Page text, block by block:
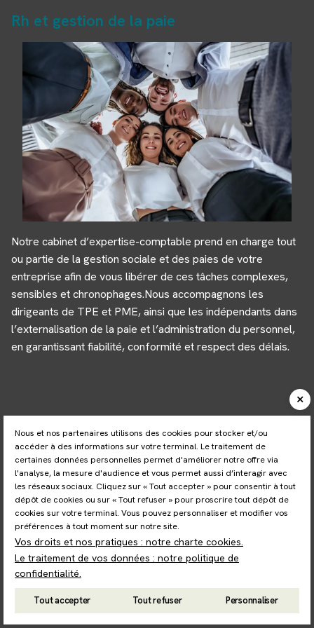
Rh et gestion de la paie
Notre cabinet d’expertise-comptable prend en charge tout
ou partie de la gestion sociale et des paies de votre
entreprise afin de vous libérer de ces tâches complexes,
sensibles et chronophages.Nous accompagnons les
dirigeants de TPE et PME, ainsi que les indépendants dans
l’externalisation de la paie et l’administration du personnel,
en garantissant fiabilité, conformité et respect des délais.
Nous et nos partenaires utilisons des cookies pour stocker et/ou
accéder à des informations sur votre terminal. Le traitement de
certaines données personnelles permet d'améliorer notre offre via
l'analyse, la mesure d'audience et vous permet aussi d’interagir avec
les réseaux sociaux. Cliquez sur « Tout accepter » pour consentir à tout
dépôt de cookies ou sur « Tout refuser » pour proscrire tout dépôt de
cookies sur votre terminal. Vous pouvez personnaliser et modifier vos
préférences à tout moment sur notre site.
Vos droits et nos pratiques : notre charte cookies.
Le traitement de vos données : notre politique de
confidentialité.
Tout accepter Tout refuser Personnaliser